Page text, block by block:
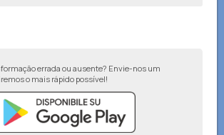
errada ou ausente? Envie-nos um
o mais rápido possível!